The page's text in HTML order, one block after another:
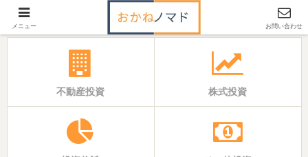
「いえ」と「おかね」の基本バイブル
不動産投資 株式投資
メニュー お問い合わせ